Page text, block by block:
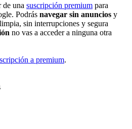
de una suscripción premium para
Podrás navegar sin anuncios y
sin interrupciones y segura
no vas a acceder a ninguna otra
a premium.